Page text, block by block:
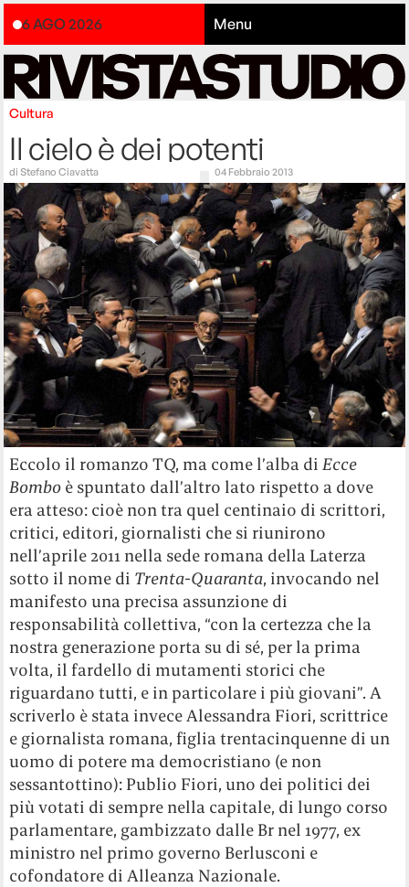
6 AGO 2026 Menu
Cultura
Il cielo è dei potenti
diStefano Ciavatta 04 Febbraio 2013
Eccolo il romanzo TQ, ma come l’alba di Ecce
Bombo è spuntato dall’altro lato rispetto a dove
era atteso: cioè non tra quel centinaio di scrittori,
critici, editori, giornalisti che si riunirono
nell’aprile 2011 nella sede romana della Laterza
sotto il nome di Trenta-Quaranta, invocando nel
manifesto una precisa assunzione di
responsabilità collettiva, “con la certezza che la
nostra generazione porta su di sé, per la prima
volta, il fardello di mutamenti storici che
riguardano tutti, e in particolare i più giovani”. A
scriverlo è stata invece Alessandra Fiori, scrittrice
e giornalista romana, figlia trentacinquenne di un
uomo di potere ma democristiano (e non
sessantottino): Publio Fiori, uno dei politici dei
più votati di sempre nella capitale, di lungo corso
parlamentare, gambizzato dalle Br nel 1977, ex
ministro nel primo governo Berlusconi e
cofondatore di Alleanza Nazionale.